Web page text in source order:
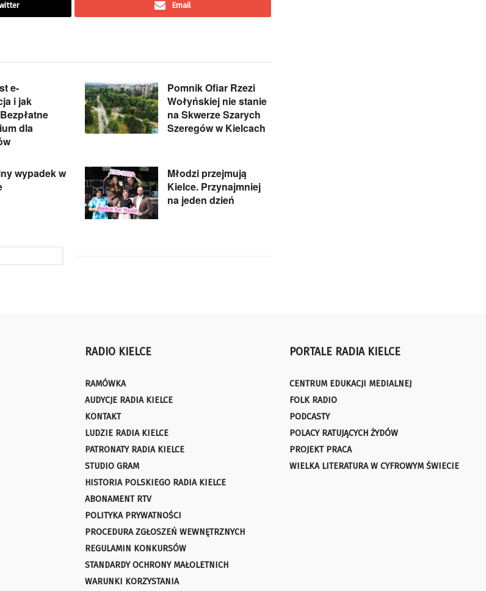
Email
e-
i jak
dla
Pomnik Ofiar Rzezi
Wołyńskiej nie stanie
na Skwerze Szarych
Szeregów w Kielcach
wypadek w
Młodzi przejmują
Kielce. Przynajmniej
na jeden dzień
RADIO KIELCE
RAMÓWKA
AUDYCJE RADIA KIELCE
KONTAKT
LUDZIE RADIA KIELCE
PATRONATY RADIA KIELCE
STUDIO GRAM
HISTORIA POLSKIEGO RADIA KIELCE
ABONAMENT RTV
POLITYKA PRYWATNOŚCI
PROCEDURA ZGŁOSZEŃ WEWNĘTRZNYCH
REGULAMIN KONKURSÓW
STANDARDY OCHRONY MAŁOLETNICH
WARUNKI KORZYSTANIA
PORTALE RADIA KIELCE
CENTRUM EDUKACJI MEDIALNEJ
FOLK RADIO
PODCASTY
POLACY RATUJĄCYCH ŻYDÓW
PROJEKT PRACA
WIELKA LITERATURA W CYFROWYM ŚWIECIE